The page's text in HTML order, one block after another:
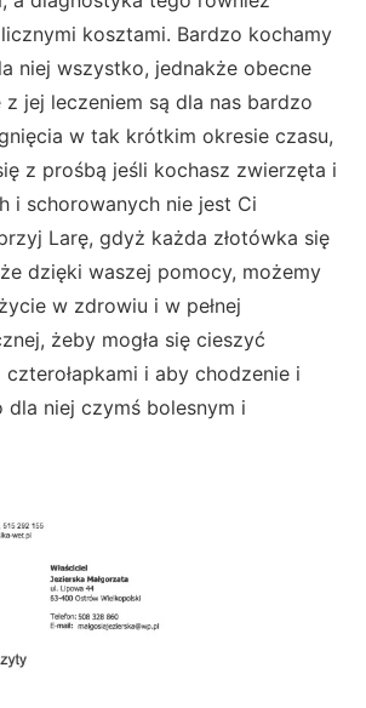
kosztami. Bardzo kochamy
niej wszystko, jednakże obecne
jej leczeniem są dla nas bardzo
w tak krótkim okresie czasu,
z prośbą jeśli kochasz zwierzęta i
i schorowanych nie jest Ci
Larę, gdyż każda złotówka się
dzięki waszej pomocy, możemy
w zdrowiu i w pełnej
żeby mogła się cieszyć
i aby chodzenie i
dla niej czymś bolesnym i